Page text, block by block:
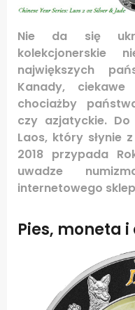
Nie da się
kolekcjonerskie
największych
Kanady,
chociażby
czy azjatyckie.
Laos, który słynie
2018 przypada
uwadze
internetowego
Pies, moneta